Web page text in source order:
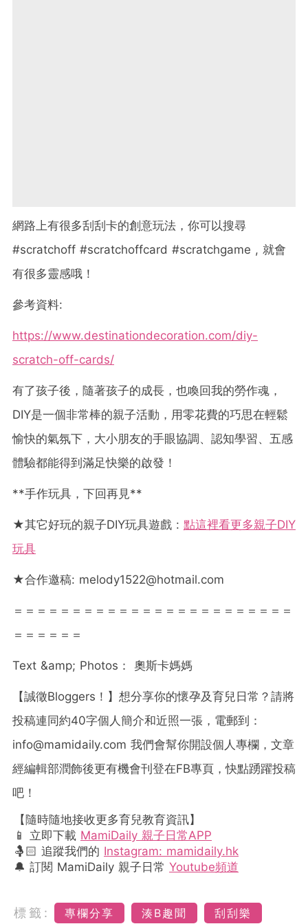
網路上有很多刮刮卡的創意玩法，你可以搜尋
#scratchoff #scratchoffcard #scratchgame , 就會
有很多靈感哦！
參考資料:
https://www.destinationdecoration.com/diy-
scratch-off-cards/
有了孩子後，隨著孩子的成長，也喚回我的勞作魂，
DIY是一個非常棒的親子活動，用零花費的巧思在輕鬆
愉快的氣氛下，大小朋友的手眼協調、認知學習、五感
體驗都能得到滿足快樂的啟發！
**手作玩具，下回再見**
★其它好玩的親子DIY玩具遊戲 : 點這裡看更多親子DIY
玩具
★合作邀稿: melody1522@hotmail.com
＝＝＝＝＝＝＝＝＝＝＝＝＝＝＝＝＝＝＝＝＝＝＝＝
＝＝＝＝＝＝
Text &amp; Photos： 奧斯卡媽媽
【誠徵Bloggers！】想分享你的懷孕及育兒日常？請將
投稿連同約40字個人簡介和近照一張，電郵到：
info@mamidaily.com 我們會幫你開設個人專欄，文章
經編輯部潤飾後更有機會刊登在FB專頁，快點踴躍投稿
吧！
【隨時隨地接收更多育兒教育資訊】
📱 立即下載 MamiDaily 親子日常APP
🤱🏻 追蹤我們的 Instagram: mamidaily.hk
🔔 訂閱 MamiDaily 親子日常 Youtube頻道
標籤: 專欄分享 湊B趣聞
刮刮樂